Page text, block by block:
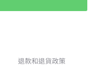
退款和退貨政策